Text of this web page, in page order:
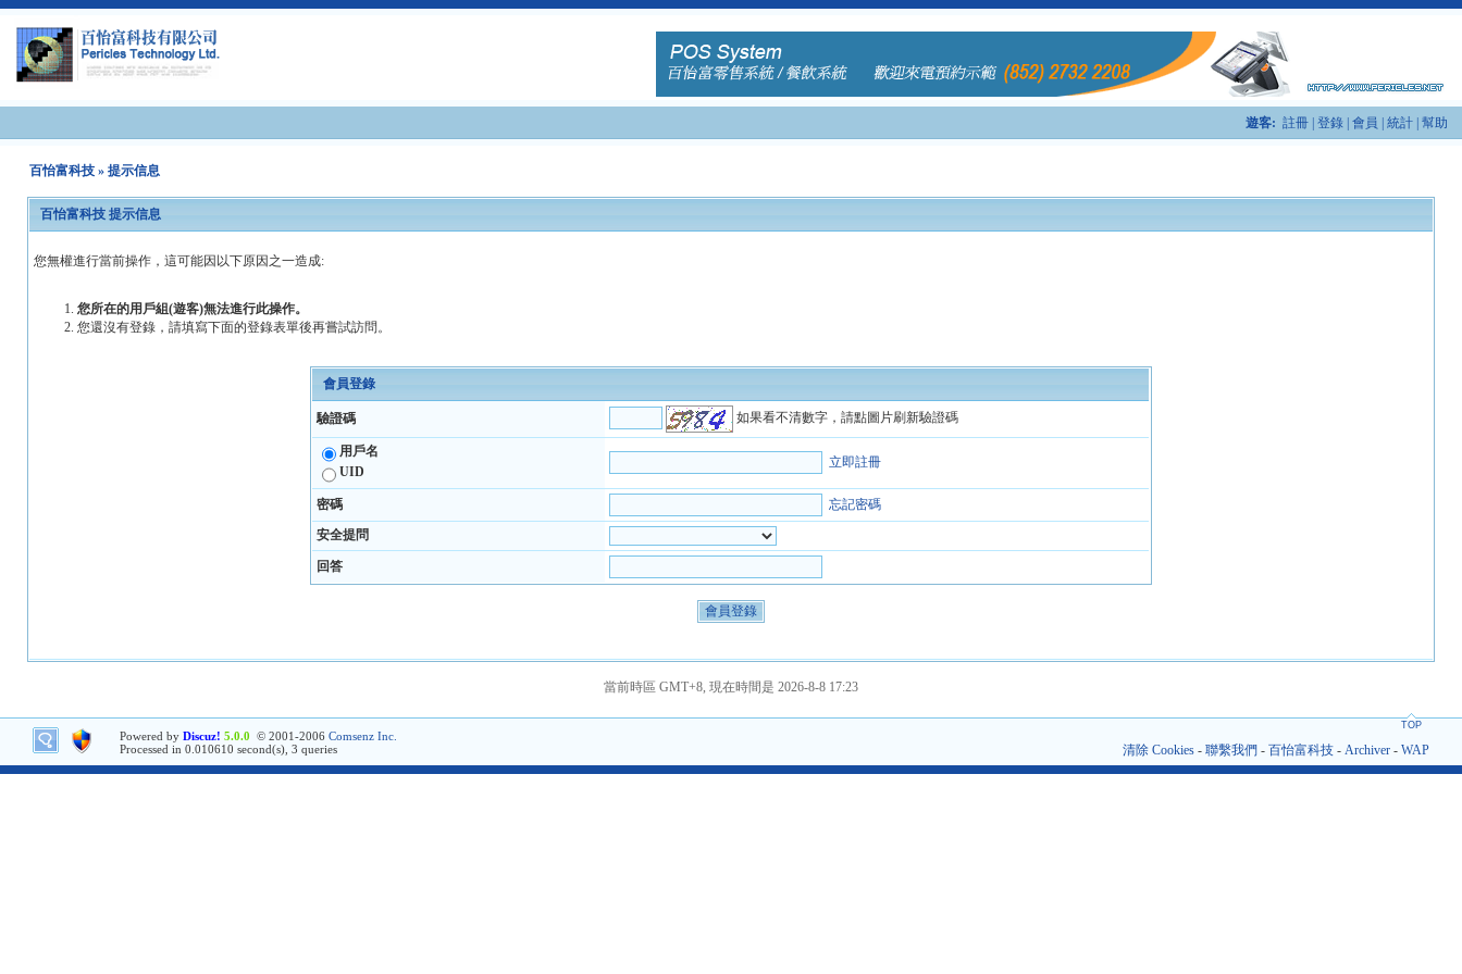
遊客: 註冊| 登錄| 會員 統計| 幫助
百怡富科技» 提示信息
百怡富科技 提示信息
您無權進行當前操作，這可能因以下原因之一造成:
您所在的用戶組(遊客)無法進行此操作。
您還沒有登錄，請填寫下面的登錄表單後再嘗試訪問。
會員登錄
驗證碼 如果看不清數字，請點圖片刷新驗證碼
用戶名
UID
立即註冊
密碼
忘記密碼
安全提問
回答
當前時區 GMT+8, 現在時間是 2026-8-8 17:23
Powered by Discuz! 5.0.0 © 2001-2006 Comsenz Inc.
Processed in 0.010610 second(s), 3 queries
TOP
清除 Cookies - 聯繫我們 - 百怡富科技 - Archiver - WAP